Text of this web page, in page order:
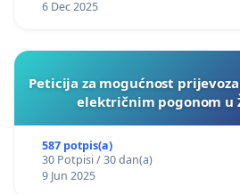
6 Dec 2025
Peticija za mogućnost
električnim pogonom u
587 potpis(a)
30 Potpisi / 30 dan(a)
9 Jun 2025